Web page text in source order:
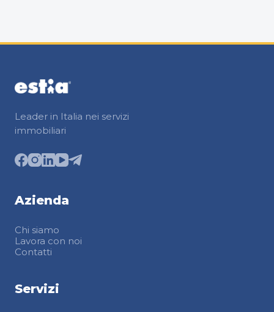
Leader in Italia nei servizi
immobiliari
Azienda
Chi siamo
Lavora con noi
Contatti
Servizi